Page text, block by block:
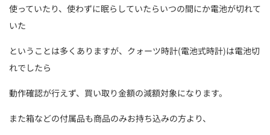
使っていたり、使わずに眠らしていたらいつの間にか電池が切れて
いた
ということは多くありますが、クォーツ時計(電池式時計)は電池切
れでしたら
動作確認が行えず、買い取り金額の減額対象になります。
また箱などの付属品も商品のみお持ち込みの方より、